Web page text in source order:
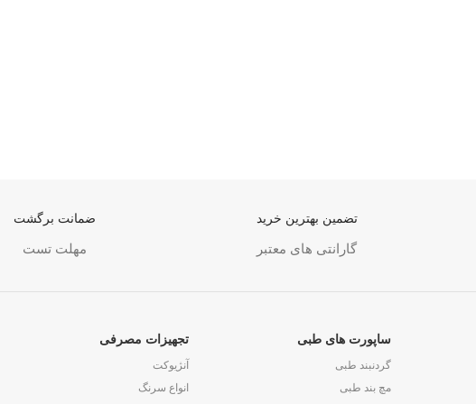
تضمین بهترین خرید
گارانتی های معتبر
ضمانت برگشت
مهلت تست
ساپورت های طبی
گردنبند طبی
مچ بند طبی
تجهیزات مصرفی
آنژیوکت
انواع سرنگ